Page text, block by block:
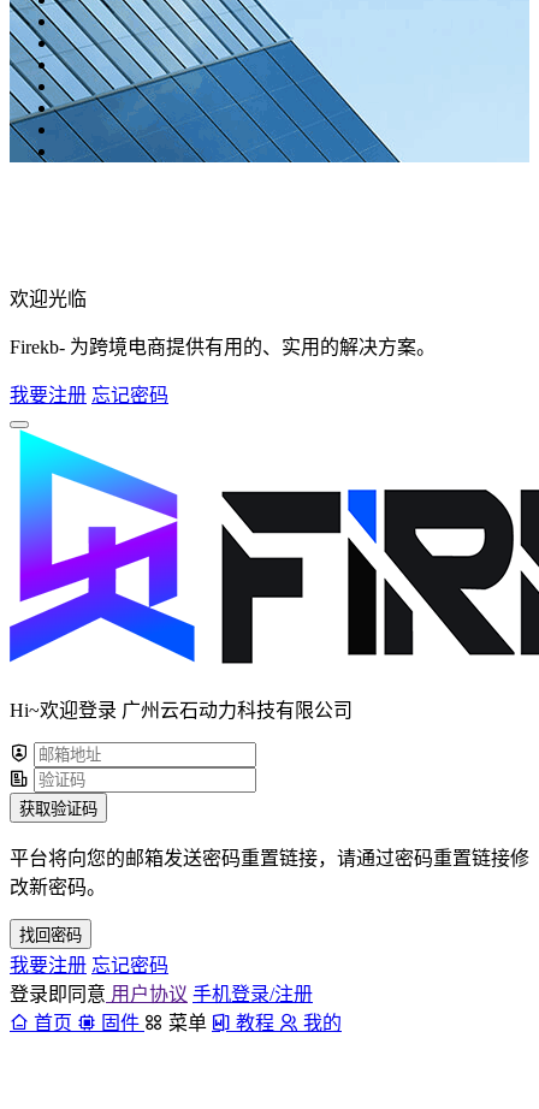
欢迎光临
Firekb- 为跨境电商提供有用的、实用的解决方案。
我要注册 忘记密码
Hi~欢迎登录 广州云石动力科技有限公司
获取验证码
平台将向您的邮箱发送密码重置链接，请通过密码重置链接修
改新密码。
找回密码
我要注册 忘记密码
登录即同意 用户协议 手机登录/注册
首页
固件 菜单 教程 我的